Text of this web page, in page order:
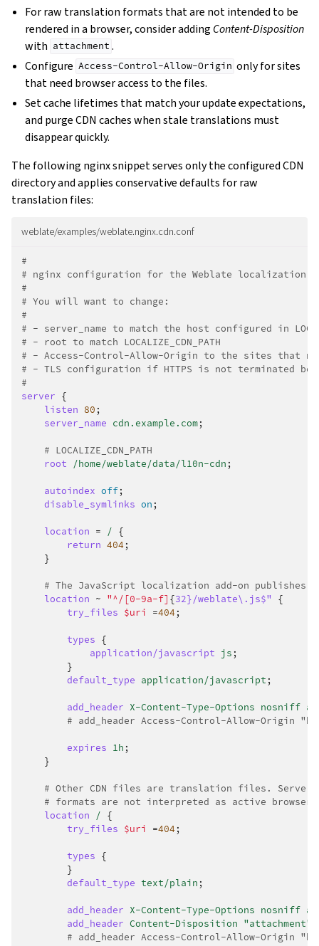
For raw translation formats that are not intended to be
rendered in a browser, consider adding Content-Disposition
with attachment .
Configure Access-Control-Allow-Origin only for sites
that need browser access to the files.
Set cache lifetimes that match your update expectations,
and purge CDN caches when stale translations must
disappear quickly.
The following nginx snippet serves only the configured CDN
directory and applies conservative defaults for raw
translation files:
weblate/examples/weblate.nginx.cdn.conf
#
# nginx configuration for the Weblate localization
#
# You will want to change:
#
# - server_name to match the host configured in
# - root to match LOCALIZE_CDN_PATH
# - Access-Control-Allow-Origin to the sites that
# - TLS configuration if HTTPS is not terminated
#
server {
listen 80 ;
server_name cdn.example.com;
# LOCALIZE_CDN_PATH
root
/home/weblate/data/l10n-cdn ;
autoindex off;
disable_symlinks on ;
location = / {
return 404 ;
}
# The JavaScript localization add-on publishes
location ~ "^/[0-9a-f] {32}/weblate\.js$"
{
try_files $uri =404 ;
types {
application/javascript js ;
}
default_type application/javascript ;
add_header X-Content-Type-Options nosniff
# add_header Access-Control-Allow-Origin
expires 1h ;
}
# Other CDN files are translation files. Serve
# formats are not interpreted as active browser
location
/ {
try_files $uri =404 ;
types {
}
default_type text/plain ;
add_header X-Content-Type-Options nosniff
add_header Content-Disposition "attachment"
# add_header Access-Control-Allow-Origin